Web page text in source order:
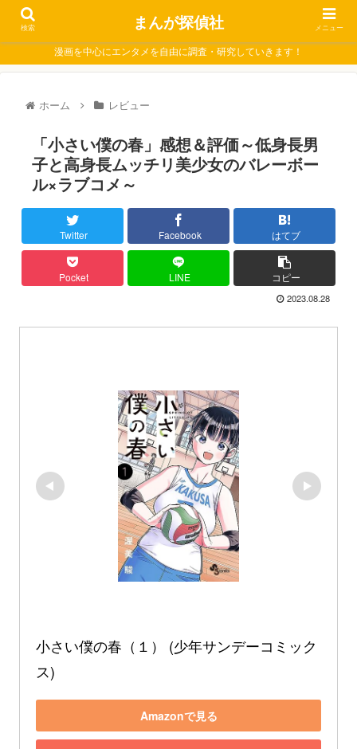
漫画を中心にエンタメを自由に調査・研究していきます！
ホーム レビュー
「小さい僕の春」感想＆評価～低身長男
子と高身長ムッチリ美少女のバレーボー
ル×ラブコメ～
Twitter Facebook はてブ
Pocket LINE コピー
2023.08.28
小さい僕の春（１） (少年サンデーコミック
ス)
Amazonで見る
検索 まんが探偵社 メニュー